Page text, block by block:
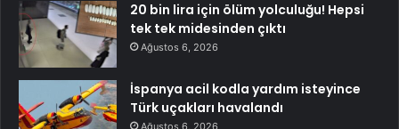
20 bin lira için ölüm yolculuğu! Hepsi
tek tek midesinden çıktı
Ağustos 6, 2026
İspanya acil kodla yardım isteyince
Türk uçakları havalandı